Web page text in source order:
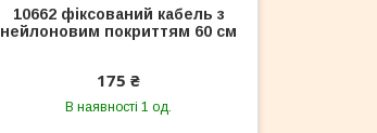
10662 фіксований кабель з
нейлоновим покриттям 60 см
175 ₴
В наявності 1 од.